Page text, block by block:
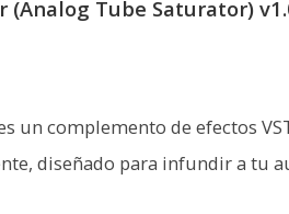
(Analog Tube Saturator)
un complemento de efectos
diseñado para infundir a tu